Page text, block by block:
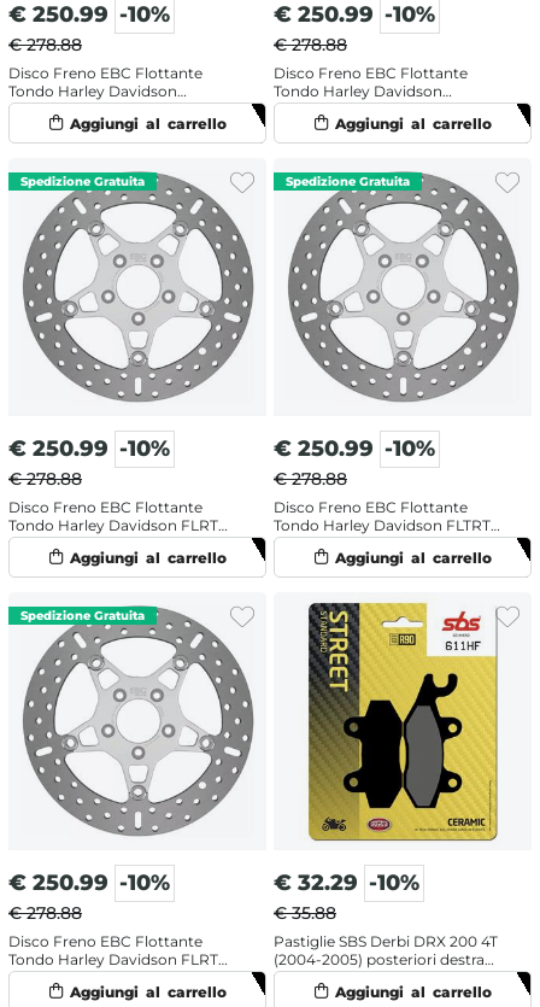
€ 250.99 -10%
€ 278.88
Disco Freno EBC Flottante
Tondo Harley Davidson
FLHTCUTGSE 1923 ABS Tri Glide
Ultra CVO 117 (2021) Anteriore
Sinistro
€ 250.99 -10%
€ 278.88
Disco Freno EBC Flottante
Tondo Harley Davidson
FLHTCUTGSE 1923 ABS Tri Glide
CVO 117 (2022) Anteriore Sinistro
€ 250.99 -10%
€ 278.88
Disco Freno EBC Flottante
Tondo Harley Davidson FLRT
1690 Freewheeler (2015-2016)
Anteriore Sinistro
€ 250.99 -10%
€ 278.88
Disco Freno EBC Flottante
Tondo Harley Davidson FLTRT
1868 ABS Road Glide 3 114 (2023-
2024) Anteriore Sinistro
€ 250.99 -10%
€ 278.88
Disco Freno EBC Flottante
Tondo Harley Davidson FLRT
1750 ABS Freewheeler 107 (2019)
Anteriore Sinistro
€ 32.29 -10%
€ 35.88
Pastiglie SBS Derbi DRX 200 4T
(2004-2005) posteriori destra
ceramiche